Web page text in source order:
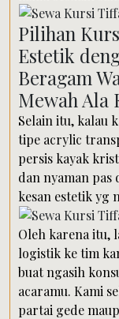
Pilihan
Estetik
Beragam
Mewah Ala
Selain itu, kalau
tipe acrylic
persis kayak
dan nyaman pas
kesan estetik yg
Oleh karena itu,
logistik ke tim
buat ngasih
acaramu. Kami
partai gede